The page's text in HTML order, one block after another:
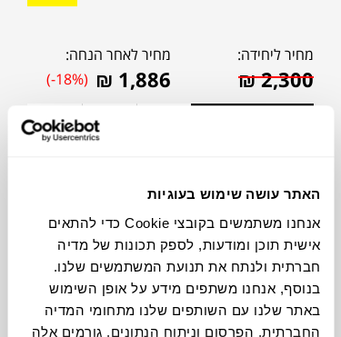
האתר עושה שימוש בעוגיות
אנחנו משתמשים בקובצי Cookie כדי להתאים
אישית תוכן ומודעות, לספק תכונות של מדיה
חברתית ולנתח את תנועת המשתמשים שלנו.
בנוסף, אנחנו משתפים מידע על אופן השימוש
באתר שלנו עם השותפים שלנו מתחומי המדיה
החברתית, הפרסום וניתוח הנתונים. גורמים אלה
מחיר ליחידה:
₪2,300
מחיר לאחר הנחה:
₪ 1,886
(-18%)
תוכלו למצוא אותי ב:
צבעים